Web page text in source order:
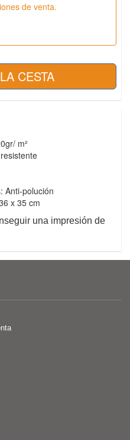
de venta.
m²
Anti-polución
x 35 cm
una impresión de